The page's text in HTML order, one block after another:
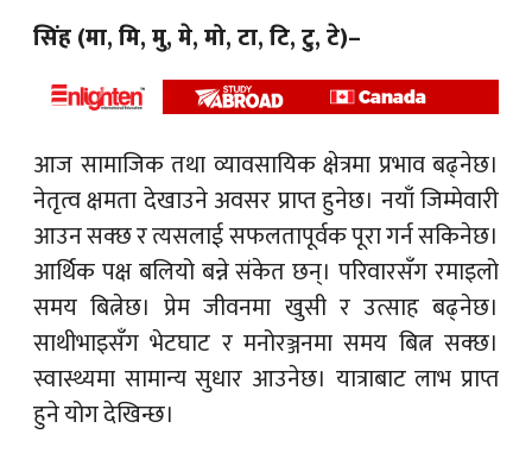
सिंह (मा, मि, मु, मे, मो, टा, टि, टु, टे)–
आज सामाजिक तथा व्यावसायिक क्षेत्रमा प्रभाव बढ्नेछ।
नेतृत्व क्षमता देखाउने अवसर प्राप्त हुनेछ। नयाँ जिम्मेवारी
आउन सक्छ र त्यसलाई सफलतापूर्वक पूरा गर्न सकिनेछ।
आर्थिक पक्ष बलियो बन्ने संकेत छन्। परिवारसँग रमाइलो
समय बित्नेछ। प्रेम जीवनमा खुसी र उत्साह बढ्नेछ।
साथीभाइसँग भेटघाट र मनोरञ्जनमा समय बित्न सक्छ।
स्वास्थ्यमा सामान्य सुधार आउनेछ। यात्राबाट लाभ प्राप्त
हुने योग देखिन्छ।